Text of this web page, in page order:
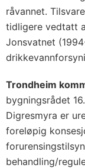
råvannet.
tidligere vedtatt
Jonsvatnet
Trondheim
bygningsrådet
Digresmyra er
foreløpig
behandling/